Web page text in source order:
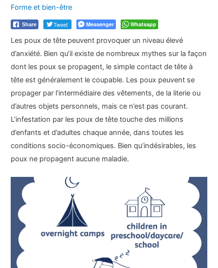
Forme et bien-être
Share Tweet Messenger Whatsapp
Les poux de tête peuvent provoquer un niveau élevé
d’anxiété. Bien qu’il existe de nombreux mythes sur la façon
dont les poux se propagent, le simple contact de tête à
tête est généralement le coupable. Les poux peuvent se
propager par l’intermédiaire des vêtements, de la literie ou
d’autres objets personnels, mais ce n’est pas courant.
L’infestation par les poux de tête touche des millions
d’enfants et d’adultes chaque année, dans toutes les
conditions socio-économiques. Bien qu’indésirables, les
poux ne propagent aucune maladie.